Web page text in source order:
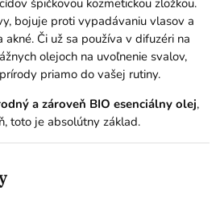
špičkovou kozmetickou zložkou.
bojuje proti vypadávaniu vlasov a
akné. Či už sa používa v difuzéri na
olejoch na uvoľnenie svalov,
priamo do vašej rutiny.
a zároveň BIO esenciálny olej,
toto je absolútny základ.